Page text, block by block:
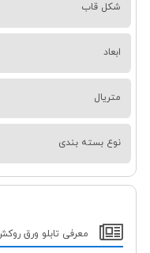
شکل قاب
ابعاد
متریال
نوع بسته بندی
معرفی تابلو ورق